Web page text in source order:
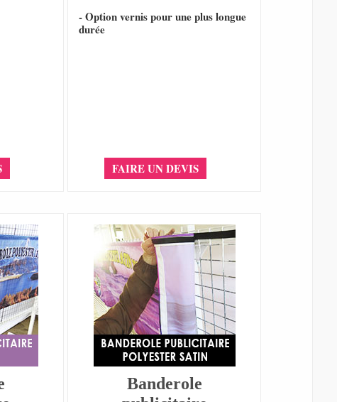
- Option vernis pour une plus longue
durée
FAIRE UN DEVIS
Banderole